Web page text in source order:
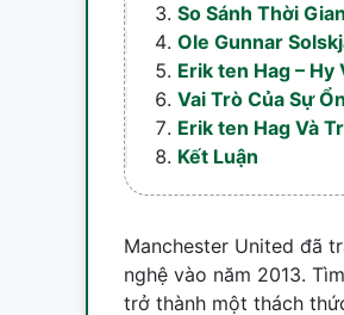
So Sánh Thời
Ole Gunnar
Erik ten Hag –
Vai Trò Của Sự
Erik ten Hag Và
Kết Luận
Manchester United đã
nghệ vào năm 2013.
trở thành một thách